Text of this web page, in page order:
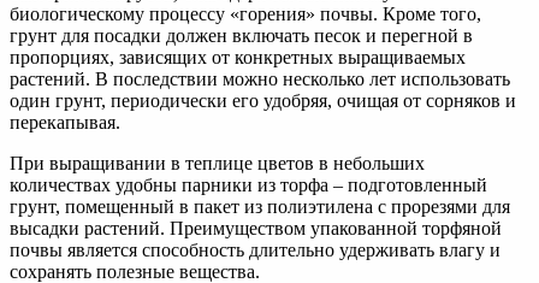
биологическому процессу «горения» почвы. Кроме того,
грунт для посадки должен включать песок и перегной в
пропорциях, зависящих от конкретных выращиваемых
растений. В последствии можно несколько лет использовать
один грунт, периодически его удобряя, очищая от сорняков и
перекапывая.
При выращивании в теплице цветов в небольших
количествах удобны парники из торфа – подготовленный
грунт, помещенный в пакет из полиэтилена с прорезями для
высадки растений. Преимуществом упакованной торфяной
почвы является способность длительно удерживать влагу и
сохранять полезные вещества.